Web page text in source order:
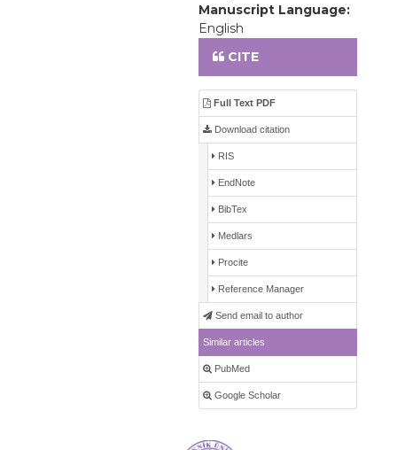
Manuscript Language:
English
CITE
Full Text PDF
Download citation
RIS
EndNote
BibTex
Medlars
Procite
Reference Manager
Send email to author
Similar articles
PubMed
Google Scholar